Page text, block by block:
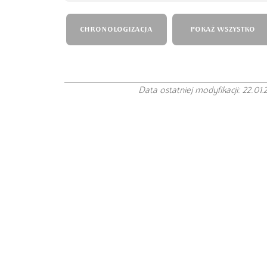
CHRONOLOGIZACJA POKAŻ WSZYSTKO
Data ostatniej modyfikacji: